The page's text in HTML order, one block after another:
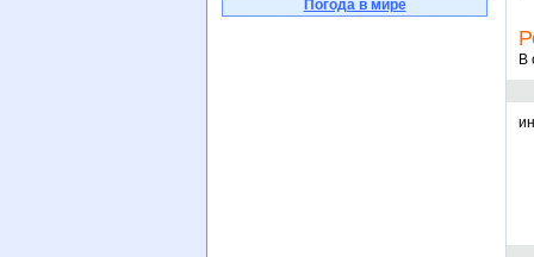
В
Погода в мире